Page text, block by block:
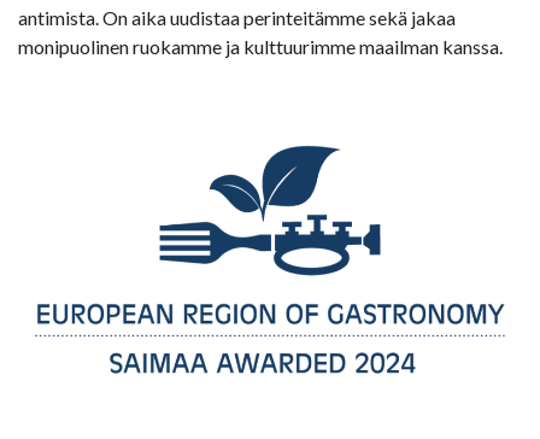
antimista. On aika uudistaa perinteitämme sekä jakaa
monipuolinen ruokamme ja kulttuurimme maailman kanssa.